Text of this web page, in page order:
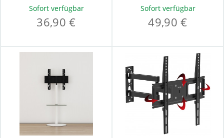
Sofort verfügbar
36,90 €
Sofort verfügbar
49,90 €